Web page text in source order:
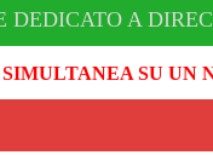
DEDICATO A
SIMULTANEA SU UN